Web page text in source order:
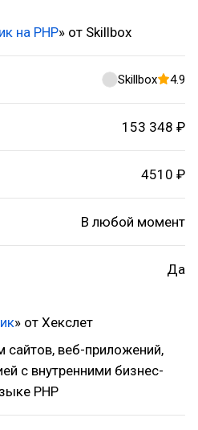
на PHP» от Skillbox
Skillbox 4.9
153 348 ₽
4510 ₽
В любой момент
Да
» от Хекслет
сайтов, веб-приложений,
с внутренними бизнес-
PHP